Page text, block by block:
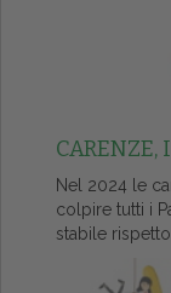
CARENZE,
Nel 2024 le
colpire tutti i
stabile